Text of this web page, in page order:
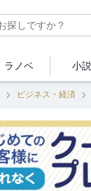
ラノベ 小説
ビジネス・経済